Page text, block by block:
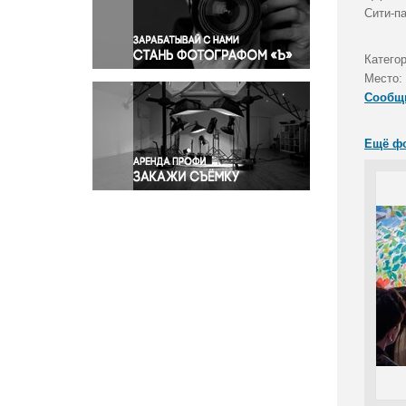
Правосудие
Происшествия и конфликты
Религия
Светская жизнь
Спорт
Экология
Экономика и бизнес
Сити-
Место:
Ещё